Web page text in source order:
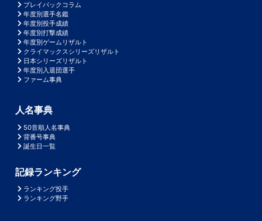
プレイバックコラム
年度別選手名鑑
年度別投手成績
年度別打撃成績
年度別ゲームリザルト
クライマックスシリーズリザルト
日本シリーズリザルト
年度別入退団選手
ファーム事典
人名事典
50音順人名事典
背番号事典
誕生日一覧
記録ランキング
ランキング投手
ランキング野手